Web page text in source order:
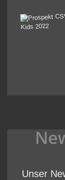
Unser